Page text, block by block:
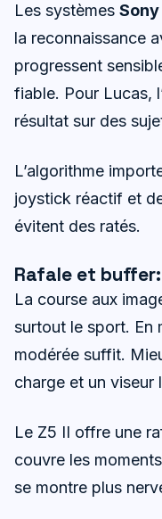
Les systèmes Sony
la reconnaissance
progressent
fiable. Pour Lucas,
résultat sur des
L’algorithme
joystick réactif et
évitent des ratés.
Rafale et
La course aux
surtout le sport. En
modérée suffit.
charge et un viseur
Le Z5 II offre une
couvre les
se montre plus